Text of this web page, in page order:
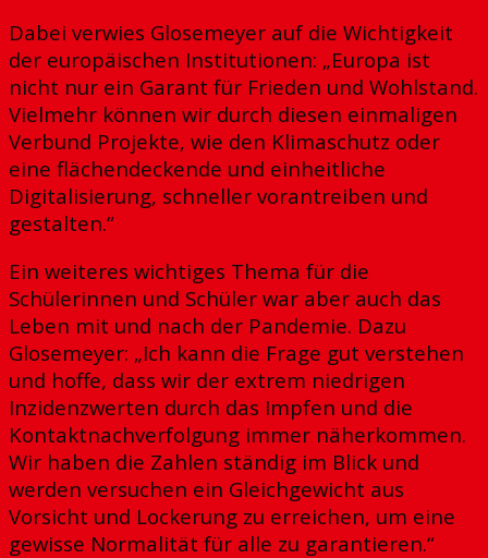
Dabei verwies Glosemeyer auf die Wichtigkeit
der europäischen Institutionen: „Europa ist
nicht nur ein Garant für Frieden und Wohlstand.
Vielmehr können wir durch diesen einmaligen
Verbund Projekte, wie den Klimaschutz oder
eine flächendeckende und einheitliche
Digitalisierung, schneller vorantreiben und
gestalten.“
Ein weiteres wichtiges Thema für die
Schülerinnen und Schüler war aber auch das
Leben mit und nach der Pandemie. Dazu
Glosemeyer: „Ich kann die Frage gut verstehen
und hoffe, dass wir der extrem niedrigen
Inzidenzwerten durch das Impfen und die
Kontaktnachverfolgung immer näherkommen.
Wir haben die Zahlen ständig im Blick und
werden versuchen ein Gleichgewicht aus
Vorsicht und Lockerung zu erreichen, um eine
gewisse Normalität für alle zu garantieren.“